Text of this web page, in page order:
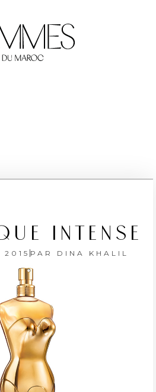
INTENSE
2015 PAR DINA KHALIL